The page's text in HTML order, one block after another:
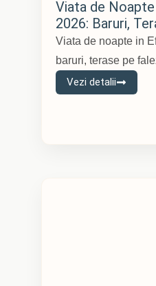
Viata de
2026: Baruri,
Viata de noapte in
baruri, terase pe
Vezi detalii